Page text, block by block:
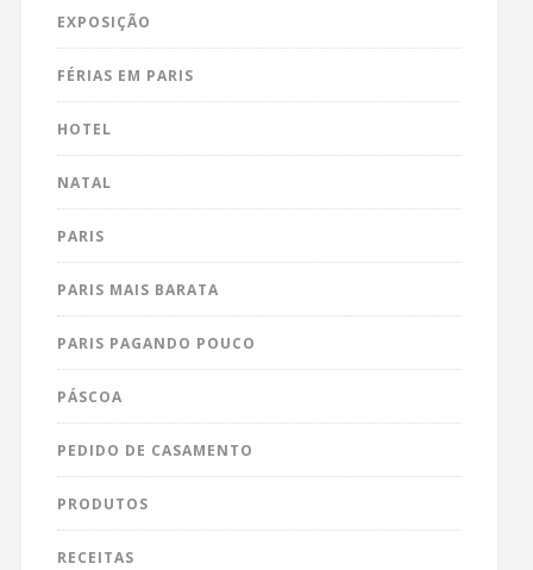
EXPOSIÇÃO
FÉRIAS EM PARIS
HOTEL
NATAL
PARIS
PARIS MAIS BARATA
PARIS PAGANDO POUCO
PÁSCOA
PEDIDO DE CASAMENTO
PRODUTOS
RECEITAS